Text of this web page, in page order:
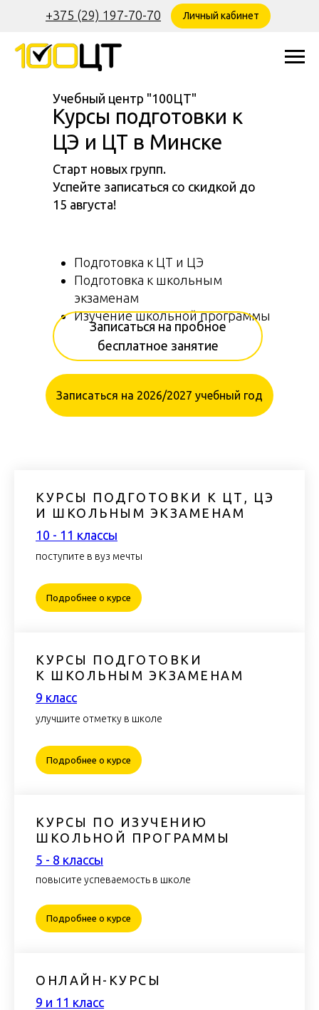
+375 (29) 197-70-70 Личный кабинет
Старт новых групп.
Успейте записаться со скидкой до
15 августа!
Учебный центр "100ЦТ"
Курсы подготовки к
ЦЭ и ЦТ в Минске
Подготовка к ЦТ и ЦЭ
Подготовка к школьным
экзаменам
Изучение школьной программы
Записаться на 2026/2027 учебный год
Записаться на пробное
бесплатное занятие
КУРСЫ ПОДГОТОВКИ К ЦТ, ЦЭ
И ШКОЛЬНЫМ ЭКЗАМЕНАМ
10 - 11 классы
поступите в вуз мечты
Подробнее о курсе
КУРСЫ ПОДГОТОВКИ
К ШКОЛЬНЫМ ЭКЗАМЕНАМ
9 класс
улучшите отметку в школе
Подробнее о курсе
КУРСЫ ПО ИЗУЧЕНИЮ
ШКОЛЬНОЙ ПРОГРАММЫ
5 - 8 класcы
повысите успеваемость в школе
Подробнее о курсе
ОНЛАЙН-КУРСЫ
9 и 11 класс